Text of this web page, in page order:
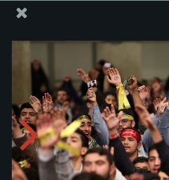
İslam İnkılabı